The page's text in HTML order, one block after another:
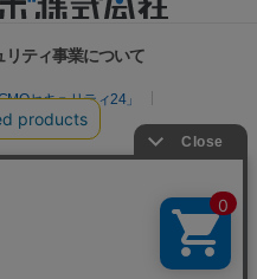
ティ事業について
セキュリティ24」
断